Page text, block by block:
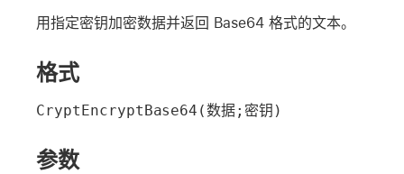
用指定密钥加密数据并返回 Base64 格式的文本。
格式
CryptEncryptBase64(数据;密钥)
参数